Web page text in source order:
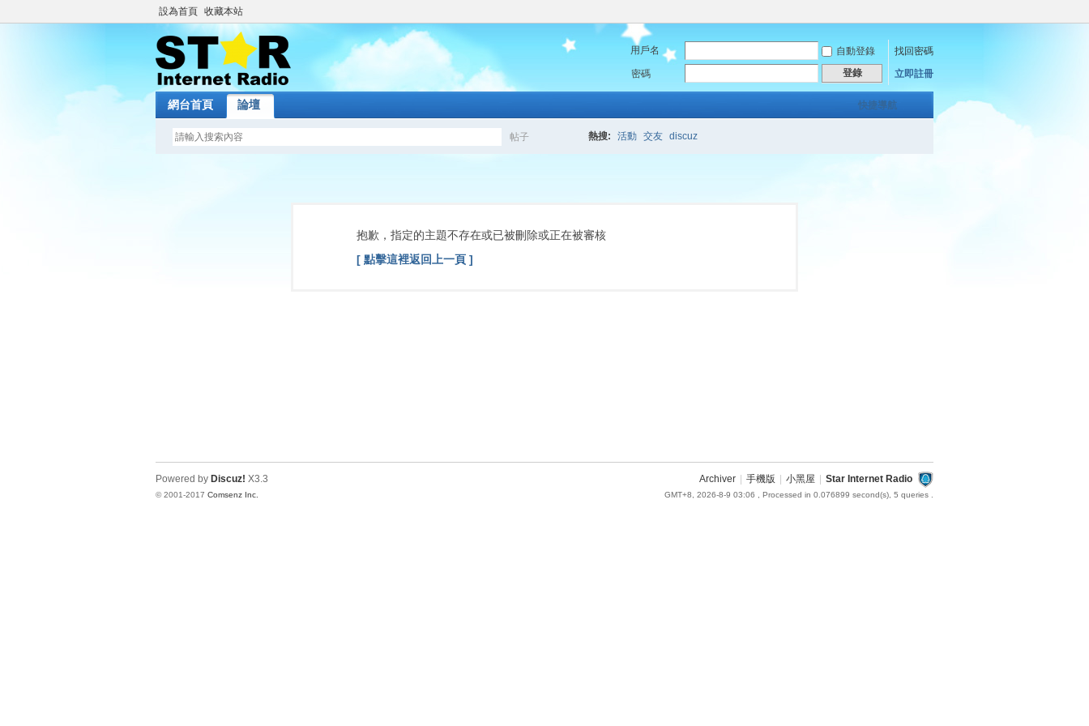
設為首頁 收藏本站
用戶名 自動登錄
找回密碼
密碼
登錄 立即註冊
快捷導航
網台首頁 論壇
帖子
索
熱搜: 活動 交友 discuz
抱歉，指定的主題不存在或已被刪除或正在被審核
[ 點擊這裡返回上一頁 ]
Archiver 手機版 小黑屋 Star Internet Radio
GMT+8, 2026-8-9 03:06 , Processed in 0.076899 second(s), 5 queries .
Powered by Discuz! X3.3
© 2001-2017 Comsenz Inc.